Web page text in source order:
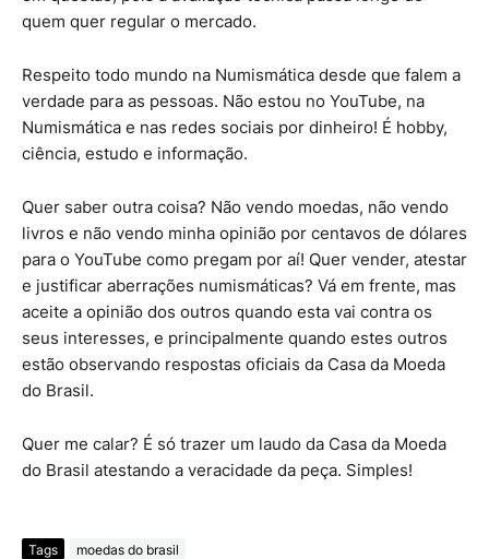
quem quer regular o mercado.
Respeito todo mundo na Numismática desde que falem a
verdade para as pessoas. Não estou no YouTube, na
Numismática e nas redes sociais por dinheiro! É hobby,
ciência, estudo e informação.
Quer saber outra coisa? Não vendo moedas, não vendo
livros e não vendo minha opinião por centavos de dólares
para o YouTube como pregam por aí! Quer vender, atestar
e justificar aberrações numismáticas? Vá em frente, mas
aceite a opinião dos outros quando esta vai contra os
seus interesses, e principalmente quando estes outros
estão observando respostas oficiais da Casa da Moeda
do Brasil.
Quer me calar? É só trazer um laudo da Casa da Moeda
do Brasil atestando a veracidade da peça. Simples!
Tags moedas do brasil